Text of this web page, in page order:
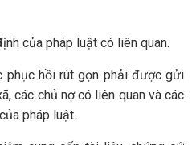
của pháp luật có liên quan.
phục hồi rút gọn phải được gửi
các chủ nợ có liên quan và các
pháp luật.